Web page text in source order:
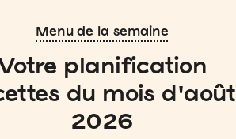
Menu de la semaine
planification
du mois d'août
2026